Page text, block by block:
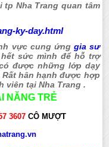
Nha Trang quan tâm
ky-day.html
vực cung ứng gia sư
sức mình để hỗ trợ
được những lớp dạy
hân hạnh được hợp
viên tại Nha Trang .
NĂNG TRẺ
3607 CÔ MƯỢT